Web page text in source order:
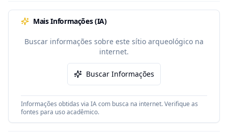
Mais Informações (IA)
Buscar informações sobre este sítio arqueológico na
internet.
Buscar Informações
Informações obtidas via IA com busca na internet. Verifique as
fontes para uso acadêmico.